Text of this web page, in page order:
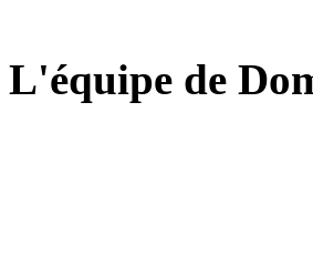
L'équipe de